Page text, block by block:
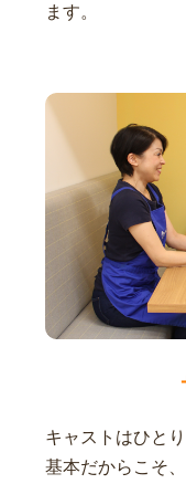
ます。
キャストはひと
基本だからこそ